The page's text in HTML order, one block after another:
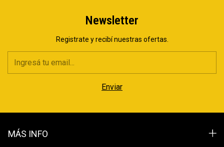
Newsletter
Registrate y recibí nuestras ofertas.
MÁS INFO